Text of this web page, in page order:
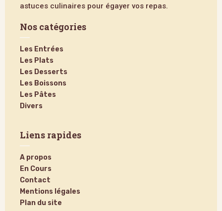
astuces culinaires pour égayer vos repas.
Nos catégories
Les Entrées
Les Plats
Les Desserts
Les Boissons
Les Pâtes
Divers
Liens rapides
A propos
En Cours
Contact
Mentions légales
Plan du site